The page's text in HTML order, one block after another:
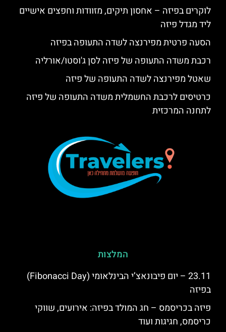
לוקרים בפיזה – אחסון תיקים, מזוודות וחפצים אישיים
ליד מגדל פיזה
הסעה פרטית מפירנצה לשדה התעופה בפיזה
רכבת משדה התעופה של פיזה לסן ג'וסטו/אורליה
שאטל מפירנצה לשדה התעופה של פיזה
כרטיסים לרכבת החשמלית משדה התעופה של פיזה
לתחנה המרכזית
המלצות
23.11 – יום פיבונאצ’י הבינלאומי (Fibonacci Day)
בפיזה
פיזה בכריסמס – חג המולד בפיזה: אירועים, שווקי
כריסמס, חגיגות ועוד